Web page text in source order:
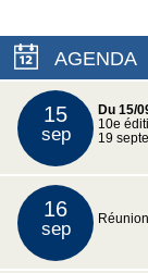
AGENDA
15
sep
Du 15/
10e
19
16
sep